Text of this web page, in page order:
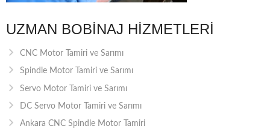
UZMAN BOBINAJ HIZMETLERI
CNC Motor Tamiri ve Sarımı
Spindle Motor Tamiri ve Sarımı
Servo Motor Tamiri ve Sarımı
DC Servo Motor Tamiri ve Sarımı
Ankara CNC Spindle Motor Tamiri